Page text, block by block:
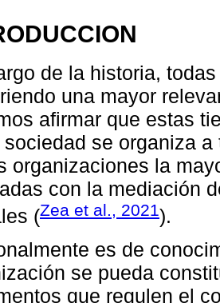
de la historia,
una mayor
afirmar que estas
sociedad se organiza
organizaciones la
con la mediación
(Zea et al., 2021).
es de
se pueda
que regulen el